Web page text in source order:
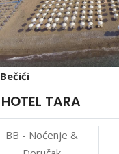
Bečići
HOTEL TARA
BB - Noćenje &